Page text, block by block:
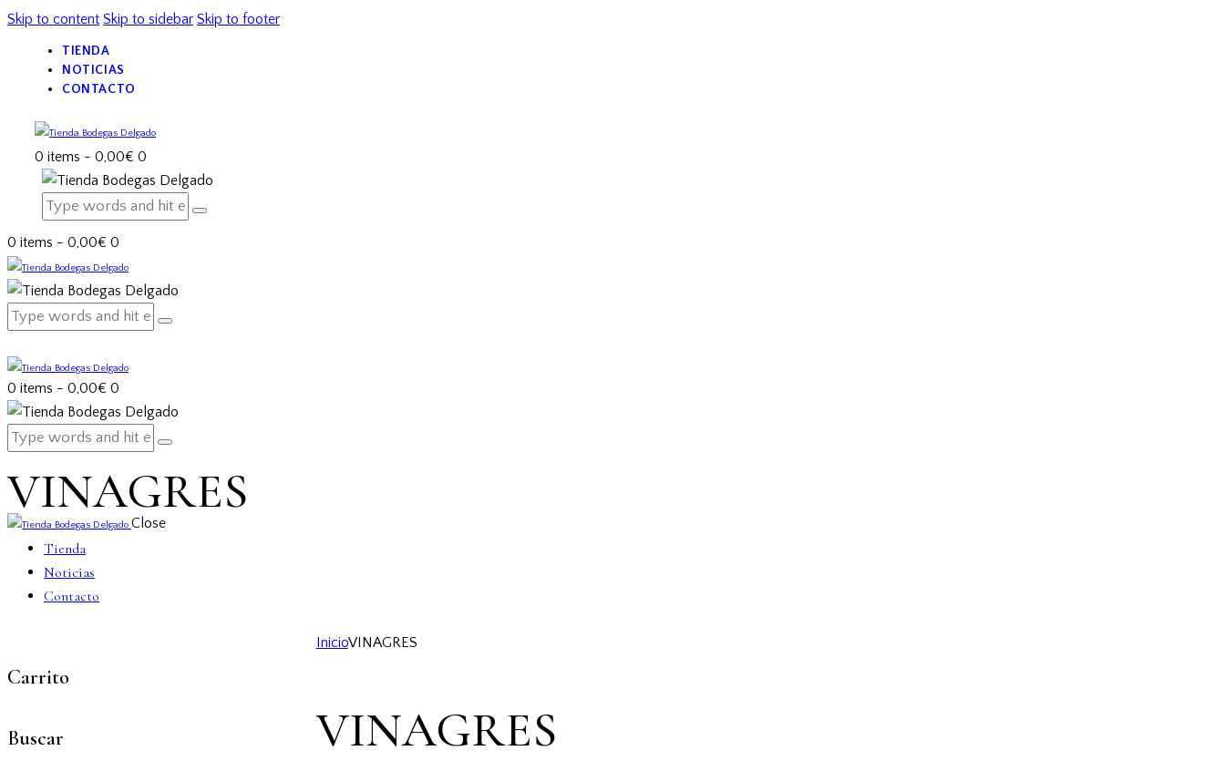
Skip to content Skip to sidebar Skip to footer
TIENDA
NOTICIAS
CONTACTO
0 items - 0,00€ 0
0 items - 0,00€ 0
0 items - 0,00€ 0
VINAGRES
Close
Tienda
Noticias
Contacto
InicioVINAGRES
VINAGRES
Carrito
Buscar